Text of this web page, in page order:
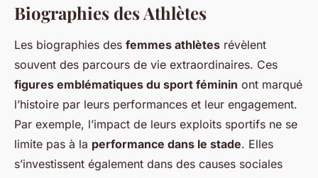
Les Héroïnes du Sport : Le
Parcours Militant des Femmes
Athlètes
David • 4 min de lecture
Biographies des Athlètes
Les biographies des femmes athlètes révèlent
souvent des parcours de vie extraordinaires. Ces
figures emblématiques du sport féminin ont marqué
l’histoire par leurs performances et leur engagement.
Par exemple, l’impact de leurs exploits sportifs ne se
limite pas à la performance dans le stade. Elles
s’investissent également dans des causes sociales